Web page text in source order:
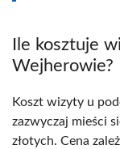
Ile kosztuje
Wejherowie?
Koszt wizyty u
zazwyczaj mieści
złotych. Cena